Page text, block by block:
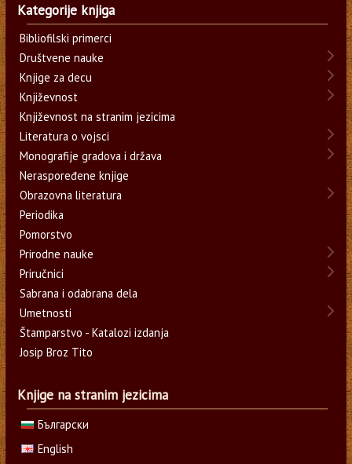
Kategorije knjiga
Bibliofilski primerci
Društvene nauke
Knjige za decu
Književnost
Književnost na stranim jezicima
Literatura o vojsci
Monografije gradova i država
Neraspoređene knjige
Obrazovna literatura
Periodika
Pomorstvo
Prirodne nauke
Priručnici
Sabrana i odabrana dela
Umetnosti
Štamparstvo - Katalozi izdanja
Josip Broz Tito
Knjige na stranim jezicima
Български
English